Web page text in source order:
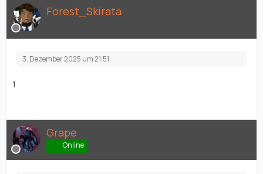
Forest_Skirata
3. Dezember 2025 um 21:51
1
Grape
Online